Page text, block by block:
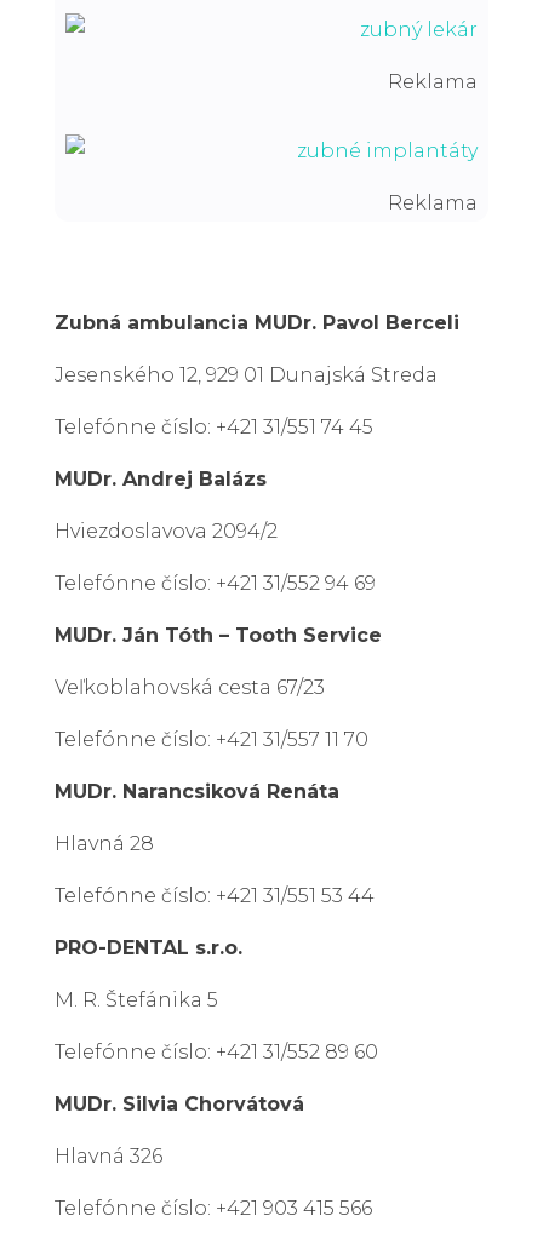
Reklama
Reklama
Zubná ambulancia MUDr. Pavol Berceli
Jesenského 12, 929 01 Dunajská Streda
Telefónne číslo: +421 31/551 74 45
MUDr. Andrej Balázs
Hviezdoslavova 2094/2
Telefónne číslo: +421 31/552 94 69
MUDr. Ján Tóth – Tooth Service
Veľkoblahovská cesta 67/23
Telefónne číslo: +421 31/557 11 70
MUDr. Narancsiková Renáta
Hlavná 28
Telefónne číslo: +421 31/551 53 44
PRO-DENTAL s.r.o.
M. R. Štefánika 5
Telefónne číslo: +421 31/552 89 60
MUDr. Silvia Chorvátová
Hlavná 326
Telefónne číslo: +421 903 415 566